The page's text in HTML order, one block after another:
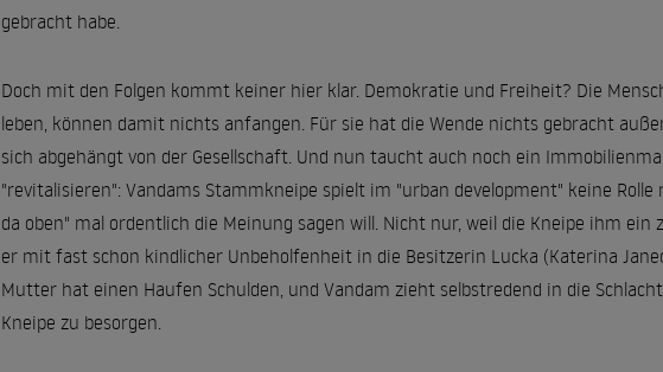
gebracht habe.
Doch mit den Folgen kommt keiner hier klar. Demokratie und Freiheit? Die
leben, können damit nichts anfangen. Für sie hat die Wende nichts gebracht
sich abgehängt von der Gesellschaft. Und nun taucht auch noch ein
"revitalisieren": Vandams Stammkneipe spielt im "urban development" keine Rolle
da oben" mal ordentlich die Meinung sagen will. Nicht nur, weil die Kneipe ihm ein
er mit fast schon kindlicher Unbeholfenheit in die Besitzerin Lucka (Katerina
Mutter hat einen Haufen Schulden, und Vandam zieht selbstredend in die
Kneipe zu besorgen.